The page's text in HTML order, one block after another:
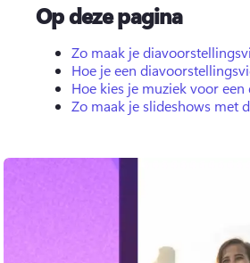
Op deze pagina
Zo maak je
Hoe je een
Hoe kies je muziek voor
Zo maak je slideshows met